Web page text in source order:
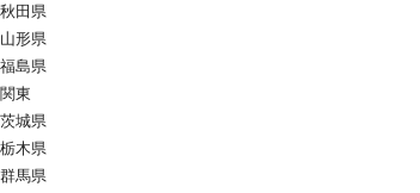
秋田県
山形県
福島県
関東
茨城県
栃木県
群馬県